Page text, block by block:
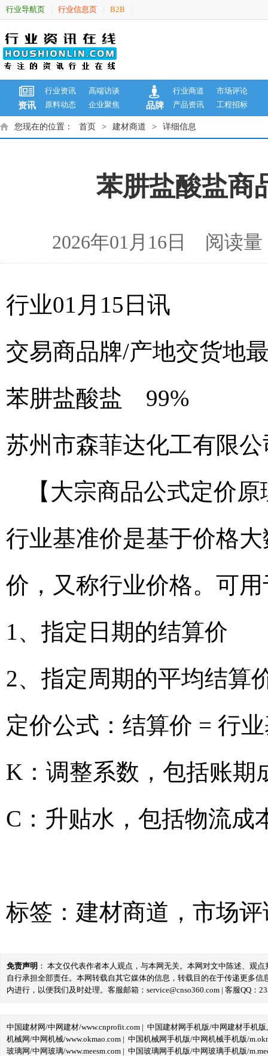
行业导航页 行业信息页 B2B
资讯
行业资讯
高端访谈
原料动态
企业聚焦 品牌
行业商道
市场评论
产品资讯
工程招标
您现在的位置： 首页 > 建材商道 > 详细信息
苯肼盐酸盐商
2026年01月16日 阅读
行业01月15日讯
交易商品牌/产地交货地
苯肼盐酸盐 99%
苏州市森菲达化工有限公
【大宗商品公式定价
行业基准价是基于价格
价，又称行业价格。可
1、指定日期的结算价
2、指定周期的平均结算
定价公式：结算价 = 行
K：调整系数，包括账期
C：升贴水，包括物流成
标签： 建材商道 ， 市场评
免责声明 ： 本文仅代表作者本人观点，与本网无关。本网对文中陈述、观
自行承担全部责任。本网转载自其它媒体的信息，转载目的在于传递更多
内进行，以便我们及时处理。客服邮箱：service@cnso360.com | 客服QQ：
中国建材网/中网建材/www.cnprofit.com | 中国建材网手机版/中网建材手机版
机械网/中网机械/www.okmao.com | 中国机械网手机版/中网机械手机版/
玻璃网/中网玻璃/www.meesm.com | 中国玻璃网手机版/中网玻璃手机版/